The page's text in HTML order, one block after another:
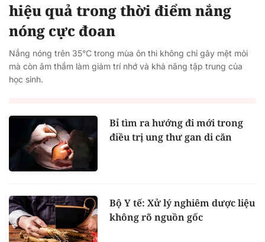
hiệu quả trong thời điểm nắng
nóng cực đoan
Nắng nóng trên 35°C trong mùa ôn thi không chỉ gây mệt mỏi
mà còn âm thầm làm giảm trí nhớ và khả năng tập trung của
học sinh.
Bỉ tìm ra hướng đi mới trong
điều trị ung thư gan di căn
Bộ Y tế: Xử lý nghiêm dược liệu
không rõ nguồn gốc